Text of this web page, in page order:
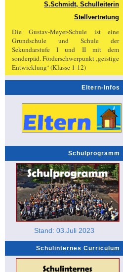
S.Schmidt, Schulleiterin
Stellvertretung
Die Gustav-Meyer-Schule ist eine
Grundschule und Schule der
Sekundarstufe I und II mit dem
sonderpäd. Förderschwerpunkt ‚geistige
Entwicklung‘ (Klasse 1-12)
Eltern-Infos
Schulprogramm
Stand: 03.Juli 2023
Schulinternes Curriculum